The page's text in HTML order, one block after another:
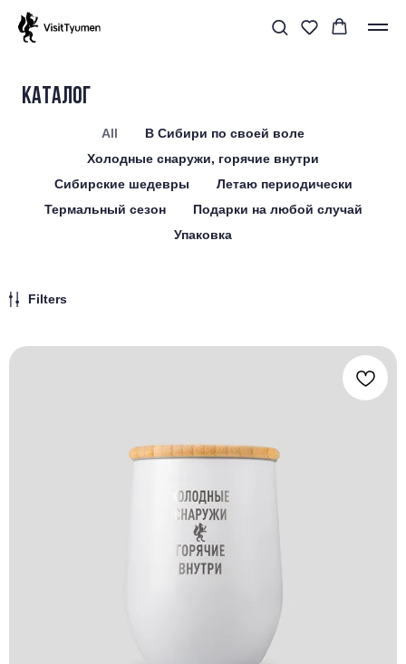
Каталог
All
В Сибири по своей воле
Холодные снаружи, горячие внутри
Сибирские шедевры
Летаю периодически
Термальный сезон
Подарки на любой случай
Упаковка
Filters